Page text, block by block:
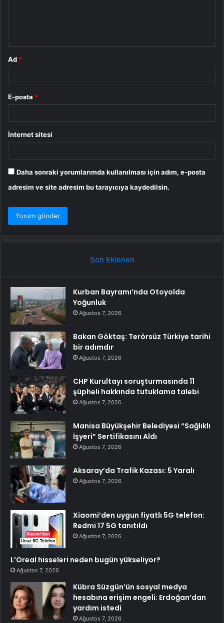
Ad *
E-posta *
İnternet sitesi
Daha sonraki yorumlarımda kullanılması için adım, e-posta
adresim ve site adresim bu tarayıcıya kaydedilsin.
Son Eklenen
Kurban Bayramı’nda Otoyolda
Yoğunluk
Ağustos 7, 2026
Bakan Göktaş: Terörsüz Türkiye tarihi
bir adımdır
Ağustos 7, 2026
CHP Kurultayı soruşturmasında 11
şüpheli hakkında tutuklama talebi
Ağustos 7, 2026
Manisa Büyükşehir Belediyesi “Sağlıklı
İşyeri” Sertifikasını Aldı
Ağustos 7, 2026
Aksaray’da Trafik Kazası: 5 Yaralı
Ağustos 7, 2026
Xiaomi’den uygun fiyatlı 5G telefon:
Redmi 17 5G tanıtıldı
Ağustos 7, 2026
L’Oreal hisseleri neden bugün yükseliyor?
Ağustos 7, 2026
Kübra Süzgün’ün sosyal medya
hesabına erişim engeli: Erdoğan’dan
yardım istedi
Ağustos 7, 2026